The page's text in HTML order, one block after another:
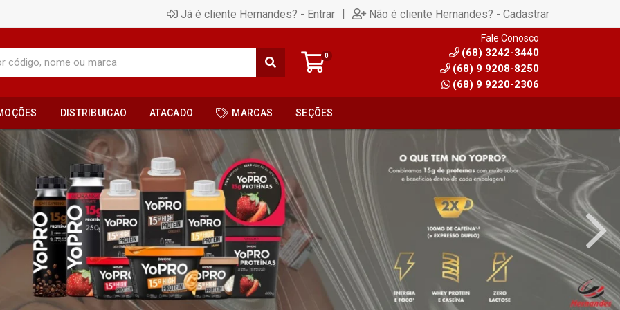
Já é cliente Hernandes? - Entrar | Não é cliente Hernandes? - Cadastrar
0
Fale Conosco
(68) 3242-3440
(68) 9 9208-8250
(68) 9 9220-2306
DISTRIBUICAO ATACADO MARCAS SEÇÕES